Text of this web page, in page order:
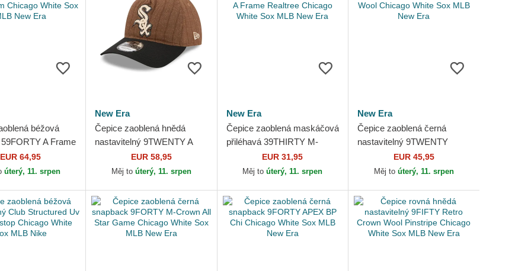
béžová
A Frame
Chicago White
New Era
EUR 64,95
úterý, 11. srpen
New Era
Čepice zaoblená hnědá
nastavitelný 9TWENTY A
Frame Wool Pinstripe
Chicago White Sox MLB
EUR 58,95
Měj to úterý, 11. srpen
New Era
Čepice zaoblená maskáčová
přiléhavá 39THIRTY M-
Crown A Frame Realtree
Chicago White Sox MLB
EUR 31,95
Měj toúterý, 11. srpen
New Era
Čepice zaoblená černá
nastavitelný 9TWENTY
Merino Wool Chicago White
Sox MLB New Era
EUR 45,95
Měj to úterý, 11. srpen